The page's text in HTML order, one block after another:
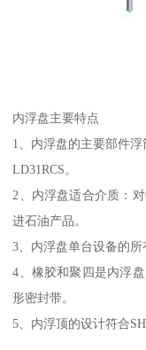
内浮盘主要特点
1、内浮盘的主要部件
LD31RCS。
2、内浮盘适合介质：
进石油产品。
3、内浮盘单台设备的所
4、橡胶和聚四是内浮
形密封带。
5、内浮顶的设计符合